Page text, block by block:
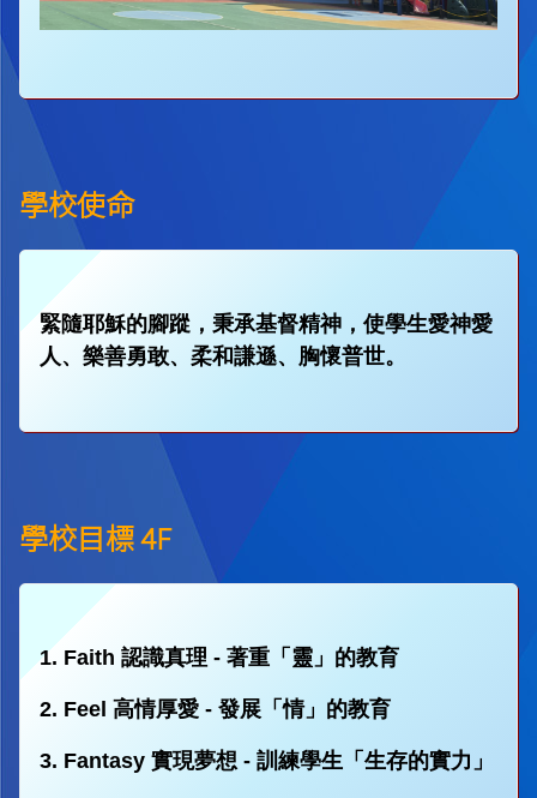
學校使命
緊隨耶穌的腳蹤，秉承基督精神，使學生愛神愛
人、樂善勇敢、柔和謙遜、胸懷普世。
學校目標 4F
1. Faith 認識真理 - 著重「靈」的教育
2. Feel 高情厚愛 - 發展「情」的教育
3. Fantasy 實現夢想 - 訓練學生「生存的實力」